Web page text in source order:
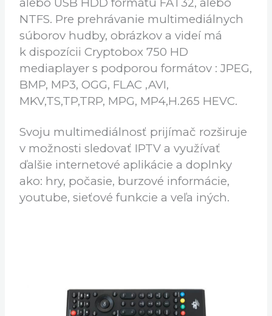
Prijímač podporuje nahrávanie
a thimeshift na pripojený USB kľúč,
alebo USB HDD formátu FAT32, alebo
NTFS. Pre prehrávanie multimediálnych
súborov hudby, obrázkov a videí má
mediaplayer s podporou formátov : JPEG,
BMP, MP3, OGG, FLAC ,AVI,
MKV,TS,TP,TRP, MPG, MP4,H.265 HEVC.
Svoju multimediálnosť prijímač rozširuje